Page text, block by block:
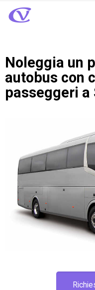
Noleggia un
autobus con
passeggeri a